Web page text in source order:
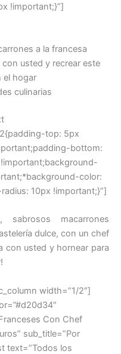
!important;}”]
a la francesa
usted y recrear este
el hogar
culinarias
top: 5px
bottom:
color:
10px !important;}”]
sabrosos macarrones
dulce, con un chef
con usted y hornear para
width=”1/2″]
Con Chef
sub_title=”Por
text=”Todos los